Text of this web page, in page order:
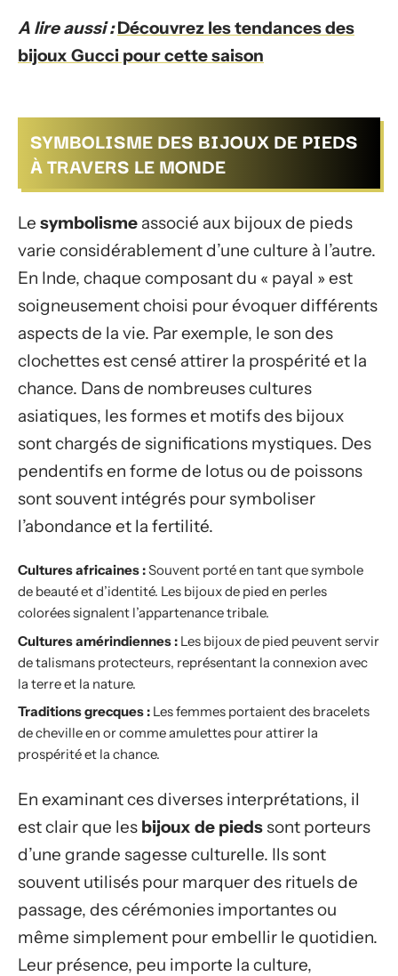
A lire aussi : Découvrez les tendances des
bijoux Gucci pour cette saison
SYMBOLISME DES BIJOUX DE PIEDS
À TRAVERS LE MONDE
Le symbolisme associé aux bijoux de pieds
varie considérablement d’une culture à l’autre.
En Inde, chaque composant du « payal » est
soigneusement choisi pour évoquer différents
aspects de la vie. Par exemple, le son des
clochettes est censé attirer la prospérité et la
chance. Dans de nombreuses cultures
asiatiques, les formes et motifs des bijoux
sont chargés de significations mystiques. Des
pendentifs en forme de lotus ou de poissons
sont souvent intégrés pour symboliser
l’abondance et la fertilité.
Cultures africaines :Souvent porté en tant que symbole
de beauté et d’identité. Les bijoux de pied en perles
colorées signalent l’appartenance tribale.
Cultures amérindiennes : Les bijoux de pied peuvent servir
de talismans protecteurs, représentant la connexion avec
la terre et la nature.
Traditions grecques : Les femmes portaient des bracelets
de cheville en or comme amulettes pour attirer la
prospérité et la chance.
En examinant ces diverses interprétations, il
est clair que les bijoux de piedssont porteurs
d’une grande sagesse culturelle. Ils sont
souvent utilisés pour marquer des rituels de
passage, des cérémonies importantes ou
même simplement pour embellir le quotidien.
Leur présence, peu importe la culture,